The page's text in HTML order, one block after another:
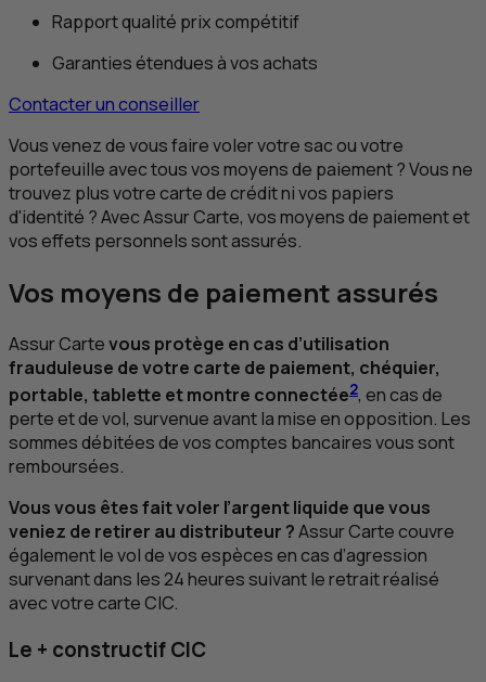
Rapport qualité prix compétitif
Garanties étendues à vos achats
Contacter un conseiller
Vous venez de vous faire voler votre sac ou votre
portefeuille avec tous vos moyens de paiement ? Vous ne
trouvez plus votre carte de crédit ni vos papiers
d'identité ? Avec Assur Carte, vos moyens de paiement et
vos effets personnels sont assurés.
Vos moyens de paiement assurés
Assur Cartevous protège en cas d’utilisation
frauduleuse de votre carte de paiement, chéquier,
portable, tablette et montre connectée2, en cas de
perte et de vol, survenue avant la mise en opposition. Les
sommes débitées de vos comptes bancaires vous sont
remboursées.
Vous vous êtes fait voler l’argent liquide que vous
veniez de retirer au distributeur ?Assur Carte couvre
également le vol de vos espèces en cas d’agression
survenant dans les 24 heures suivant le retrait réalisé
avec votre carteCIC.
Le + constructifCIC